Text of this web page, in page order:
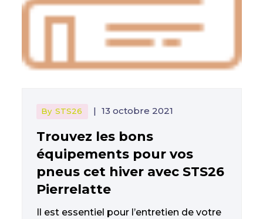
By STS26 | 13 octobre 2021
Trouvez les bons
équipements pour vos
pneus cet hiver avec STS26
Pierrelatte
Il est essentiel pour l’entretien de votre